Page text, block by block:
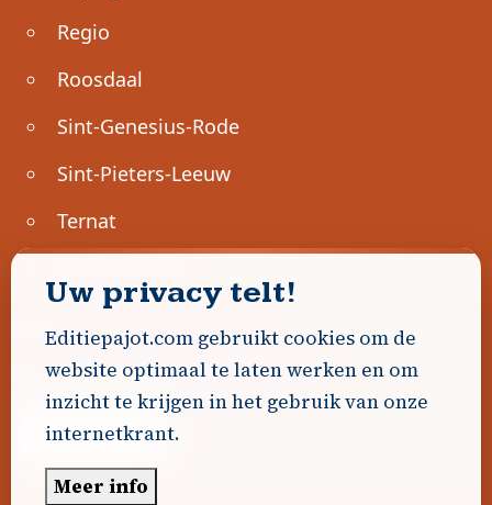
Regio
Roosdaal
Sint-Genesius-Rode
Sint-Pieters-Leeuw
Ternat
Geen advertenties gevonden.
Uw advertentie hier? Contacteer ons!
Word Partner!
Uw privacy telt!
Editiepajot.com gebruikt cookies om de
website optimaal te laten werken en om
inzicht te krijgen in het gebruik van onze
internetkrant.
Meer info